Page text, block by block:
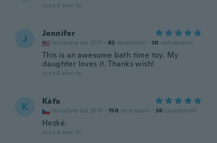
circa 6 anni fa
J Jennifer
Iscrizione dal 2017 · 62 recensioni · 10 caricamenti
This is an awesome bath time toy. My
daughter loves it. Thanks wish!
circa 6 anni fa
K Káťa
Iscrizione dal 2018 · 150 recensioni · 26 caricamenti
Hezké.
circa 6 anni fa